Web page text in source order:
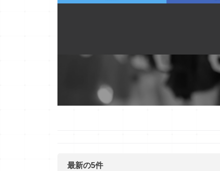
最新の5件